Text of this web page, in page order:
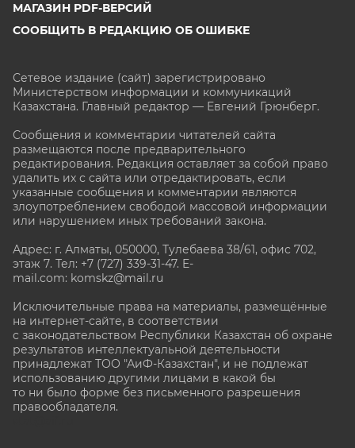
МАГАЗИН PDF-ВЕРСИЙ
СООБЩИТЬ В РЕДАКЦИЮ ОБ ОШИБКЕ
Сетевое издание (сайт) зарегистрировано
Министерством информации и коммуникаций
Казахстана. Главный редактор — Евгений Грюнберг.
Сообщения и комментарии читателей сайта
размещаются после предварительного
редактирования. Редакция оставляет за собой право
удалить их с сайта или отредактировать, если
указанные сообщения и комментарии являются
злоупотреблением свободой массовой информации
или нарушением иных требований закона.
Адрес: г. Алматы, 050000, Тулебаева 38/61, офис 702,
этаж 7. Тел: +7 (727) 339-31-47. E-
mail.com: komskz@mail.ru
Исключительные права на материалы, размещённые
на интернет-сайте, в соответствии
с законодательством Республики Казахстан об охране
результатов интеллектуальной деятельности
принадлежат ТОО "АиФ-Казахстан", и не подлежат
использованию другими лицами в какой бы
то ни было форме без письменного разрешения
правообладателя.